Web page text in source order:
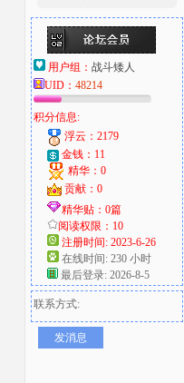
用户组： 战斗矮人
UID： 48214
积分信息:
浮云：2179
金钱：11
精华：0
贡献：0
精华贴：0篇
阅读权限：10
注册时间: 2023-6-26
在线时间: 230 小时
最后登录: 2026-8-5
联系方式:
发消息